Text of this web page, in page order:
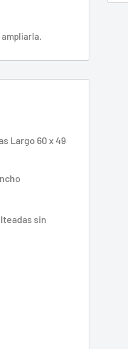
ampliarla.
Largo 60 x 49
sin